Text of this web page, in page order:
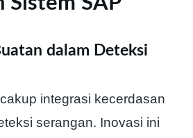
dalam Deteksi
integrasi kecerdasan
serangan. Inovasi ini